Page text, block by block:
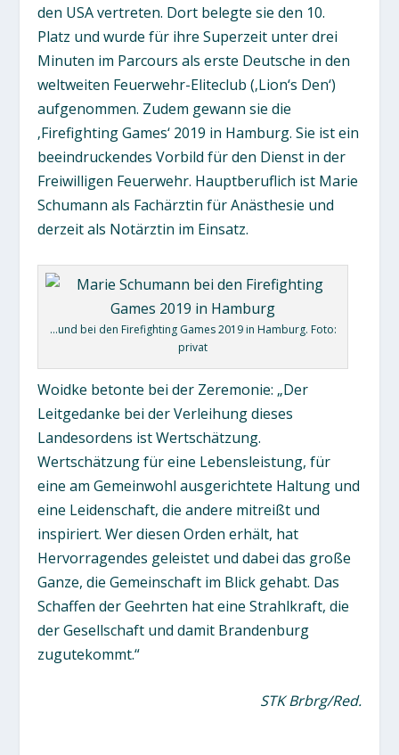
den USA vertreten. Dort belegte sie den 10.
Platz und wurde für ihre Superzeit unter drei
Minuten im Parcours als erste Deutsche in den
weltweiten Feuerwehr-Eliteclub (‚Lion‘s Den‘)
aufgenommen. Zudem gewann sie die
‚Firefighting Games‘ 2019 in Hamburg. Sie ist ein
beeindruckendes Vorbild für den Dienst in der
Freiwilligen Feuerwehr. Hauptberuflich ist Marie
Schumann als Fachärztin für Anästhesie und
derzeit als Notärztin im Einsatz.
…und bei den Firefighting Games 2019 in Hamburg. Foto:
privat
Woidke betonte bei der Zeremonie: „Der
Leitgedanke bei der Verleihung dieses
Landesordens ist Wertschätzung.
Wertschätzung für eine Lebensleistung, für
eine am Gemeinwohl ausgerichtete Haltung und
eine Leidenschaft, die andere mitreißt und
inspiriert. Wer diesen Orden erhält, hat
Hervorragendes geleistet und dabei das große
Ganze, die Gemeinschaft im Blick gehabt. Das
Schaffen der Geehrten hat eine Strahlkraft, die
der Gesellschaft und damit Brandenburg
zugutekommt.“
STK Brbrg/Red.